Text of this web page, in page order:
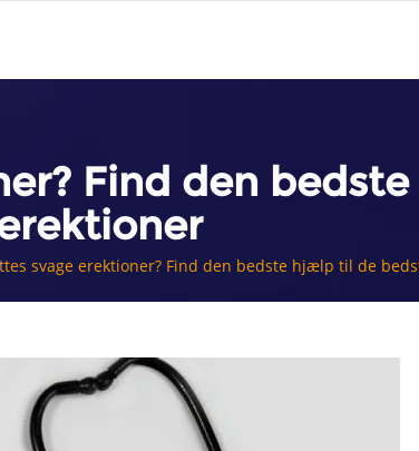
Find den
svage erektioner? Find den bedste hjælp til de